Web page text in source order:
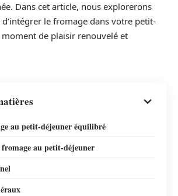
Dans cet article, nous explorerons
le fromage dans votre petit-
de plaisir renouvelé et
au petit-déjeuner équilibré
fromage au petit-déjeuner